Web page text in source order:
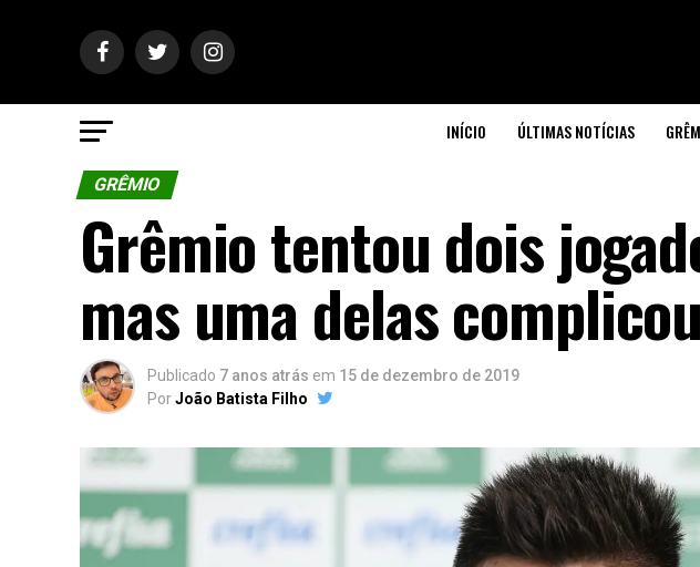
INÍCIO ÚLTIMAS NOTÍCIAS
GRÊMIO
Grêmio tentou dois
mas uma delas complicou
Publicado 7 anos atrás em 15 de dezembro de 2019
PorJoão Batista Filho